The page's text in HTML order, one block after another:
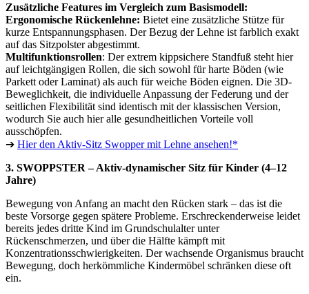
Zusätzliche Features im Vergleich zum Basismodell:
Ergonomische Rückenlehne: Bietet eine zusätzliche Stütze für
kurze Entspannungsphasen. Der Bezug der Lehne ist farblich exakt
auf das Sitzpolster abgestimmt.
Multifunktionsrollen: Der extrem kippsichere Standfuß steht hier
auf leichtgängigen Rollen, die sich sowohl für harte Böden (wie
Parkett oder Laminat) als auch für weiche Böden eignen. Die 3D-
Beweglichkeit, die individuelle Anpassung der Federung und der
seitlichen Flexibilität sind identisch mit der klassischen Version,
wodurch Sie auch hier alle gesundheitlichen Vorteile voll
ausschöpfen.
➔ Hier den Aktiv-Sitz Swopper mit Lehne ansehen!*
3. SWOPPSTER – Aktiv-dynamischer Sitz für Kinder (4–12
Jahre)
Bewegung von Anfang an macht den Rücken stark – das ist die
beste Vorsorge gegen spätere Probleme. Erschreckenderweise leidet
bereits jedes dritte Kind im Grundschulalter unter
Rückenschmerzen, und über die Hälfte kämpft mit
Konzentrationsschwierigkeiten. Der wachsende Organismus braucht
Bewegung, doch herkömmliche Kindermöbel schränken diese oft
ein.